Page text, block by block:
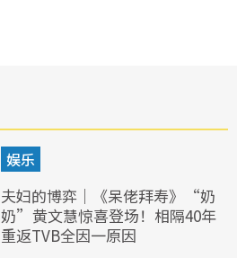
娱乐
夫妇的博弈｜《呆佬拜寿》“奶
奶”黄文慧惊喜登场！相隔40年
重返TVB全因一原因